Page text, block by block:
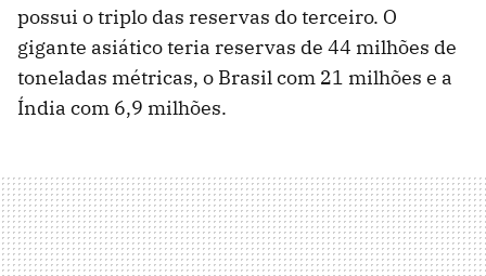
possui o triplo das reservas do terceiro. O
gigante asiático teria reservas de 44 milhões de
toneladas métricas, o Brasil com 21 milhões e a
Índia com 6,9 milhões.